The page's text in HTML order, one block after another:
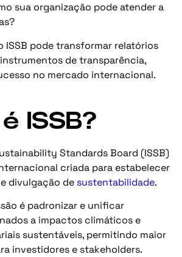
sua organização pode atender a
ISSB pode transformar relatórios
de transparência,
no mercado internacional.
ISSB?
Standards Board (ISSB)
criada para estabelecer
divulgação de sustentabilidade.
é padronizar e unificar
a impactos climáticos e
sustentáveis, permitindo maior
investidores e stakeholders.